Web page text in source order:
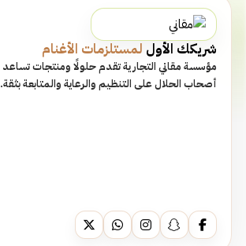
شريكك الأول لمستلزمات الأغنام
مؤسسة مقاني التجارية تقدم حلولًا ومنتجات تساعد
أصحاب الحلال على التنظيم والرعاية والمتابعة بثقة.